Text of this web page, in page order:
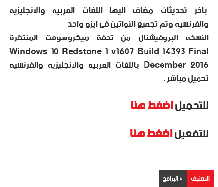
باخر تحديثات مضاف اليها اللغات العربيه والانجليزيه
والفرنسيه وتم تجميع النواتين فى ايزو واحد
النسخه البروفيشنال من تحفة ميكروسوفت المنتظرة
Windows 10 Redstone 1 v1607 Build 14393 Final
December 2016 باللغات العربيه والانجليزيه والفرنسيه
تحميل مباشر .
للتحميلاضغط هنا
للتفعيلاضغط هنا
التصنيف # البرامج